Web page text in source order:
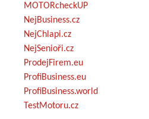
MOTORcheckUP
NejBusiness.cz
NejChlapi.cz
NejSenioři.cz
ProdejFirem.eu
ProfiBusiness.eu
ProfiBusiness.world
TestMotoru.cz